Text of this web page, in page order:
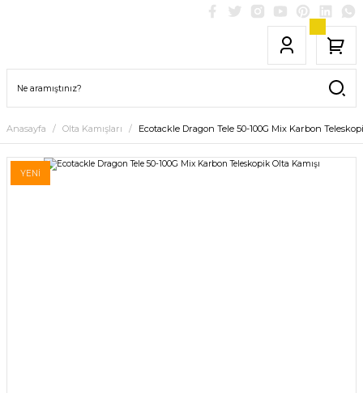
Anasayfa Olta Kamışları Ecotackle Dragon Tele 50-100G Mix Karbon
YENİ